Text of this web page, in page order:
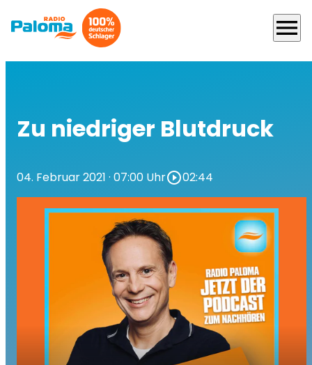
menu
Zu niedriger Blutdruck
04. Februar 2021 · 07:00 Uhrplay_circle_outline02:44